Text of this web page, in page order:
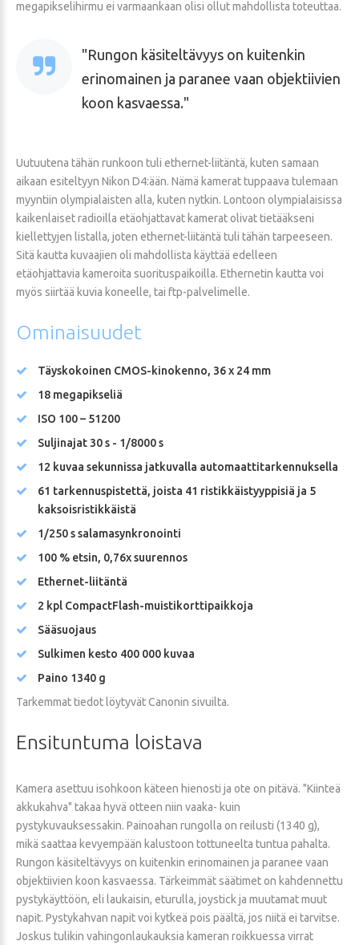
megapikselihirmu ei varmaankaan olisi ollut mahdollista toteuttaa.
Rungon käsiteltävyys on kuitenkin
erinomainen ja paranee vaan objektiivien
koon kasvaessa.
Uutuutena tähän runkoon tuli ethernet-liitäntä, kuten samaan
aikaan esiteltyyn Nikon D4:ään. Nämä kamerat tuppaava tulemaan
myyntiin olympialaisten alla, kuten nytkin. Lontoon olympialaisissa
kaikenlaiset radioilla etäohjattavat kamerat olivat tietääkseni
kiellettyjen listalla, joten ethernet-liitäntä tuli tähän tarpeeseen.
Sitä kautta kuvaajien oli mahdollista käyttää edelleen
etäohjattavia kameroita suorituspaikoilla. Ethernetin kautta voi
myös siirtää kuvia koneelle, tai ftp-palvelimelle.
Ominaisuudet
Täyskokoinen CMOS-kinokenno, 36 x 24 mm
18 megapikseliä
ISO 100 – 51200
Suljinajat 30 s - 1/8000 s
12 kuvaa sekunnissa jatkuvalla automaattitarkennuksella
61 tarkennuspistettä, joista 41 ristikkäistyyppisiä ja 5
kaksoisristikkäistä
1/250 s salamasynkronointi
100 % etsin, 0,76x suurennos
Ethernet-liitäntä
2 kpl CompactFlash-muistikorttipaikkoja
Sääsuojaus
Sulkimen kesto 400 000 kuvaa
Paino 1340 g
Tarkemmat tiedot löytyvät Canonin sivuilta.
Ensituntuma loistava
Kamera asettuu isohkoon käteen hienosti ja ote on pitävä. "Kiinteä
akkukahva" takaa hyvä otteen niin vaaka- kuin
pystykuvauksessakin. Painoahan rungolla on reilusti (1340 g),
mikä saattaa kevyempään kalustoon tottuneelta tuntua pahalta.
Rungon käsiteltävyys on kuitenkin erinomainen ja paranee vaan
objektiivien koon kasvaessa. Tärkeimmät säätimet on kahdennettu
pystykäyttöön, eli laukaisin, eturulla, joystick ja muutamat muut
napit. Pystykahvan napit voi kytkeä pois päältä, jos niitä ei tarvitse.
Joskus tulikin vahingonlaukauksia kameran roikkuessa virrat